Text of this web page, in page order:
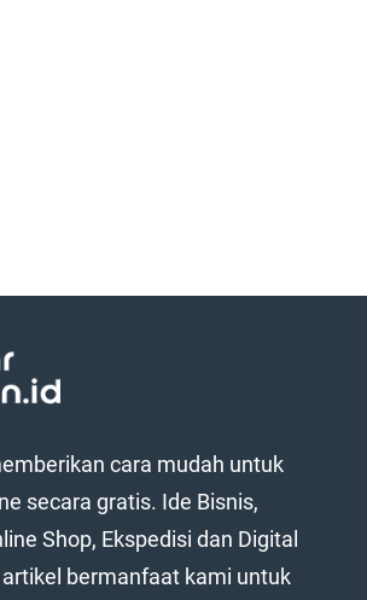
cara mudah untuk
secara gratis. Ide Bisnis,
Shop, Ekspedisi dan Digital
bermanfaat kami untuk